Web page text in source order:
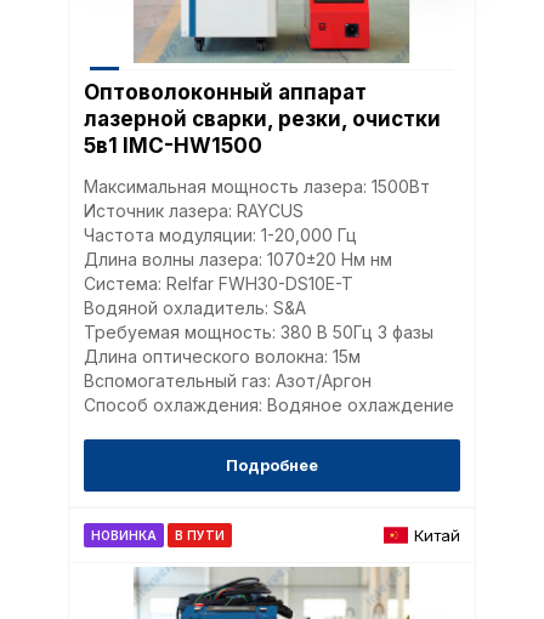
Оптоволоконный аппарат
лазерной сварки, резки, очистки
5в1 IMC-HW1500
Максимальная мощность лазера: 1500Вт
Источник лазера: RAYCUS
Частота модуляции: 1-20,000 Гц
Длина волны лазера: 1070±20 Нм нм
Система: Relfar FWH30-DS10E-T
Водяной охладитель: S&A
Требуемая мощность: 380 В 50Гц 3 фазы
Длина оптического волокна: 15м
Вспомогательный газ: Азот/Аргон
Способ охлаждения: Водяное охлаждение
Подробнее
НОВИНКА В ПУТИ Китай